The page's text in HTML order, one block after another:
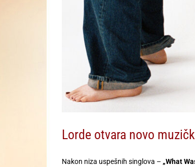
Lorde otvara novo
Nakon niza uspešnih singlova – „What